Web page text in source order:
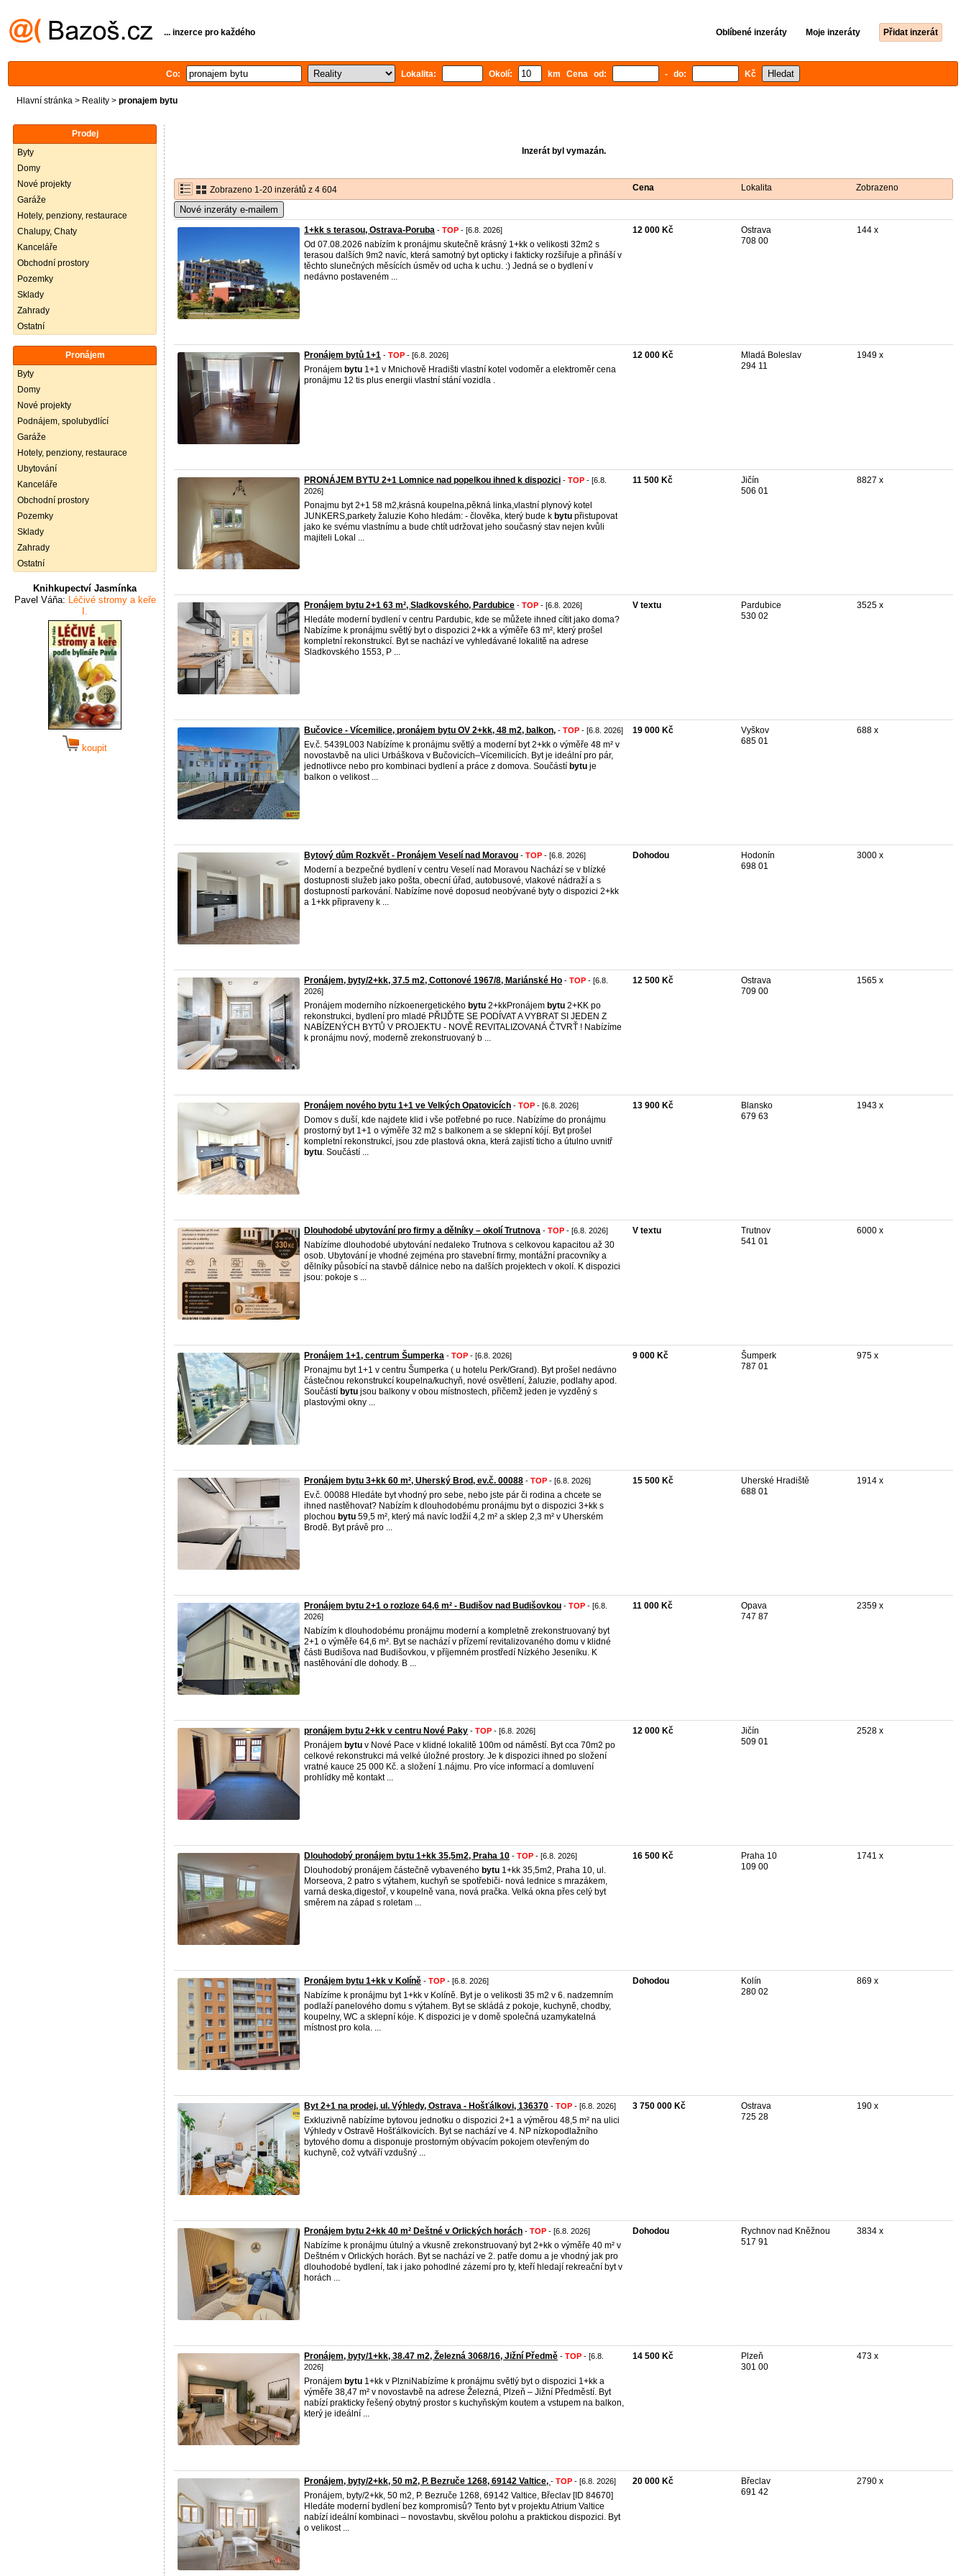
... inzerce pro každého Oblíbené inzeráty Moje inzeráty Přidat inzerát
Co: Lokalita: Okolí: km Cena od: - do: Kč
Hlavní stránka > Reality > pronajem bytu
Prodej
Byty
Domy
Nové projekty
Garáže
Hotely, penziony, restaurace
Chalupy, Chaty
Kanceláře
Obchodní prostory
Pozemky
Sklady
Zahrady
Ostatní
Pronájem
Byty
Domy
Nové projekty
Podnájem, spolubydlící
Garáže
Hotely, penziony, restaurace
Ubytování
Kanceláře
Obchodní prostory
Pozemky
Sklady
Zahrady
Ostatní
Knihkupectví Jasmínka
Pavel Váňa: Léčivé stromy a keře
I.
koupit
Inzerát byl vymazán.
Zobrazeno 1-20 inzerátů z 4 604 Cena Lokalita Zobrazeno
Nové inzeráty e-mailem
1+kk s terasou, Ostrava-Poruba - TOP - [6.8. 2026]
Od 07.08.2026 nabízím k pronájmu skutečně krásný 1+kk o velikosti 32m2 s
terasou dalších 9m2 navíc, která samotný byt opticky i fakticky rozšiřuje a přináší v
těchto slunečných měsících úsměv od ucha k uchu. :) Jedná se o bydlení v
nedávno postaveném ...
12 000 Kč
Ostrava
708 00
144 x
Pronájem bytů 1+1 - TOP - [6.8. 2026]
Pronájem bytu 1+1 v Mnichově Hradišti vlastní kotel vodoměr a elektroměr cena
pronájmu 12 tis plus energii vlastní stání vozidla .
12 000 Kč
Mladá Boleslav
294 11
1949 x
PRONÁJEM BYTU 2+1 Lomnice nad popelkou ihned k dispozici - TOP - [6.8.
2026]
Ponajmu byt 2+1 58 m2,krásná koupelna,pěkná linka,vlastní plynový kotel
JUNKERS,parkety žaluzie Koho hledám: - člověka, který bude k bytu přistupovat
jako ke svému vlastnímu a bude chtít udržovat jeho současný stav nejen kvůli
majiteli Lokal ...
11 500 Kč
Jičín
506 01
8827 x
Pronájem bytu 2+1 63 m², Sladkovského, Pardubice - TOP - [6.8. 2026]
Hledáte moderní bydlení v centru Pardubic, kde se můžete ihned cítit jako doma?
Nabízíme k pronájmu světlý byt o dispozici 2+kk a výměře 63 m², který prošel
kompletní rekonstrukcí. Byt se nachází ve vyhledávané lokalitě na adrese
Sladkovského 1553, P ...
V textu
Pardubice
530 02
3525 x
Bučovice - Vícemilice, pronájem bytu OV 2+kk, 48 m2, balkon, - TOP - [6.8. 2026]
Ev.č. 5439L003 Nabízíme k pronájmu světlý a moderní byt 2+kk o výměře 48 m² v
novostavbě na ulici Urbáškova v Bučovicích–Vícemilicích. Byt je ideální pro pár,
jednotlivce nebo pro kombinaci bydlení a práce z domova. Součástí bytu je
balkon o velikost ...
19 000 Kč
Vyškov
685 01
688 x
Bytový dům Rozkvět - Pronájem Veselí nad Moravou - TOP - [6.8. 2026]
Moderní a bezpečné bydlení v centru Veselí nad Moravou Nachází se v blízké
dostupnosti služeb jako pošta, obecní úřad, autobusové, vlakové nádraží a s
dostupností parkování. Nabízíme nové doposud neobývané byty o dispozici 2+kk
a 1+kk připraveny k ...
Dohodou
Hodonín
698 01
3000 x
Pronájem, byty/2+kk, 37.5 m2, Cottonové 1967/8, Mariánské Ho - TOP - [6.8.
2026]
Pronájem moderního nízkoenergetického bytu 2+kkPronájem bytu 2+KK po
rekonstrukci, bydlení pro mladé PŘIJĎTE SE PODÍVAT A VYBRAT SI JEDEN Z
NABÍZENÝCH BYTŮ V PROJEKTU - NOVĚ REVITALIZOVANÁ ČTVRŤ ! Nabízíme
k pronájmu nový, moderně zrekonstruovaný b ...
12 500 Kč
Ostrava
709 00
1565 x
Pronájem nového bytu 1+1 ve Velkých Opatovicích - TOP - [6.8. 2026]
Domov s duší, kde najdete klid i vše potřebné po ruce. Nabízíme do pronájmu
prostorný byt 1+1 o výměře 32 m2 s balkonem a se sklepní kójí. Byt prošel
kompletní rekonstrukcí, jsou zde plastová okna, která zajistí ticho a útulno uvnitř
bytu. Součástí ...
13 900 Kč
Blansko
679 63
1943 x
Dlouhodobé ubytování pro firmy a dělníky – okolí Trutnova - TOP - [6.8. 2026]
Nabízíme dlouhodobé ubytování nedaleko Trutnova s celkovou kapacitou až 30
osob. Ubytování je vhodné zejména pro stavební firmy, montážní pracovníky a
dělníky působící na stavbě dálnice nebo na dalších projektech v okolí. K dispozici
jsou: pokoje s ...
V textu
Trutnov
541 01
6000 x
Pronájem 1+1, centrum Šumperka - TOP - [6.8. 2026]
Pronajmu byt 1+1 v centru Šumperka ( u hotelu Perk/Grand). Byt prošel nedávno
částečnou rekonstrukcí koupelna/kuchyň, nové osvětlení, žaluzie, podlahy apod.
Součástí bytu jsou balkony v obou místnostech, přičemž jeden je vyzděný s
plastovými okny ...
9 000 Kč
Šumperk
787 01
975 x
Pronájem bytu 3+kk 60 m², Uherský Brod, ev.č. 00088 - TOP - [6.8. 2026]
Ev.č. 00088 Hledáte byt vhodný pro sebe, nebo jste pár či rodina a chcete se
ihned nastěhovat? Nabízím k dlouhodobému pronájmu byt o dispozici 3+kk s
plochou bytu 59,5 m², který má navíc lodžií 4,2 m² a sklep 2,3 m² v Uherském
Brodě. Byt právě pro ...
15 500 Kč
Uherské Hradiště
688 01
1914 x
Pronájem bytu 2+1 o rozloze 64,6 m² - Budišov nad Budišovkou - TOP - [6.8.
2026]
Nabízím k dlouhodobému pronájmu moderní a kompletně zrekonstruovaný byt
2+1 o výměře 64,6 m². Byt se nachází v přízemí revitalizovaného domu v klidné
části Budišova nad Budišovkou, v příjemném prostředí Nízkého Jeseníku. K
nastěhování dle dohody. B ...
11 000 Kč
Opava
747 87
2359 x
pronájem bytu 2+kk v centru Nové Paky - TOP - [6.8. 2026]
Pronájem bytu v Nové Pace v klidné lokalitě 100m od náměstí. Byt cca 70m2 po
celkové rekonstrukci má velké úložné prostory. Je k dispozici ihned po složení
vratné kauce 25 000 Kč. a složení 1.nájmu. Pro více informací a domluvení
prohlídky mě kontakt ...
12 000 Kč
Jičín
509 01
2528 x
Dlouhodobý pronájem bytu 1+kk 35,5m2, Praha 10 - TOP - [6.8. 2026]
Dlouhodobý pronájem částečně vybaveného bytu 1+kk 35,5m2, Praha 10, ul.
Morseova, 2 patro s výtahem, kuchyň se spotřebiči- nová lednice s mrazákem,
varná deska,digestoř, v koupelně vana, nová pračka. Velká okna přes celý byt
směrem na západ s roletam ...
16 500 Kč
Praha 10
109 00
1741 x
Pronájem bytu 1+kk v Kolíně - TOP - [6.8. 2026]
Nabízíme k pronájmu byt 1+kk v Kolíně. Byt je o velikosti 35 m2 v 6. nadzemním
podlaží panelového domu s výtahem. Byt se skládá z pokoje, kuchyně, chodby,
koupelny, WC a sklepní kóje. K dispozici je v domě společná uzamykatelná
místnost pro kola. ...
Dohodou
Kolín
280 02
869 x
Byt 2+1 na prodej, ul. Výhledy, Ostrava - Hošťálkovi, 136370 - TOP - [6.8. 2026]
Exkluzivně nabízíme bytovou jednotku o dispozici 2+1 a výměrou 48,5 m² na ulici
Výhledy v Ostravě Hošťálkovicích. Byt se nachází ve 4. NP nízkopodlažního
bytového domu a disponuje prostorným obývacím pokojem otevřeným do
kuchyně, což vytváří vzdušný ...
3 750 000 Kč
Ostrava
725 28
190 x
Pronájem bytu 2+kk 40 m² Deštné v Orlických horách - TOP - [6.8. 2026]
Nabízíme k pronájmu útulný a vkusně zrekonstruovaný byt 2+kk o výměře 40 m² v
Deštném v Orlických horách. Byt se nachází ve 2. patře domu a je vhodný jak pro
dlouhodobé bydlení, tak i jako pohodlné zázemí pro ty, kteří hledají rekreační byt v
horách ...
Dohodou
Rychnov nad Kněžnou
517 91
3834 x
Pronájem, byty/1+kk, 38.47 m2, Železná 3068/16, Jižní Předmě - TOP - [6.8.
2026]
Pronájem bytu 1+kk v PlzniNabízíme k pronájmu světlý byt o dispozici 1+kk a
výměře 38,47 m² v novostavbě na adrese Železná, Plzeň – Jižní Předměstí. Byt
nabízí prakticky řešený obytný prostor s kuchyňským koutem a vstupem na balkon,
který je ideální ...
14 500 Kč
Plzeň
301 00
473 x
Pronájem, byty/2+kk, 50 m2, P. Bezruče 1268, 69142 Valtice, - TOP - [6.8. 2026]
Pronájem, byty/2+kk, 50 m2, P. Bezruče 1268, 69142 Valtice, Břeclav [ID 84670]
Hledáte moderní bydlení bez kompromisů? Tento byt v projektu Atrium Valtice
nabízí ideální kombinaci – novostavbu, skvělou polohu a praktickou dispozici. Byt
o velikost ...
20 000 Kč
Břeclav
691 42
2790 x